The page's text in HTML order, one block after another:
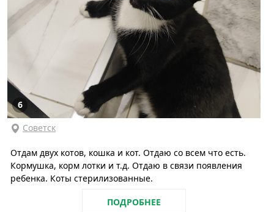
6
Советск
Отдам двух котов, кошка и кот. Отдаю со всем что есть.
Кормушка, корм лотки и т.д. Отдаю в связи появления
ребенка. Коты стерилизованные.
ПОДРОБНЕЕ